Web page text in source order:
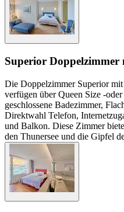
Superior
Die Doppelzimmer Superior
verfügen über Queen Size -
geschlossene Badezimmer,
Direktwahl Telefon,
und Balkon. Diese Zimmer
den Thunersee und die Gipfel